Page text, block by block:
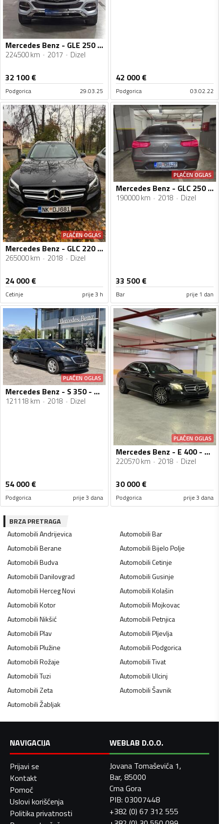
Mercedes Benz - GLE 250 - 2.2 CDI
224500 km 2017 Dizel
32 100€
Podgorica 29.03.25
42 000€
Podgorica 03.02.22
PLAĆEN OGLAS
Mercedes Benz - GLC 220 - 220
265000 km 2018 Dizel
24 000€
Cetinje prije 3 h
PLAĆEN OGLAS
Mercedes Benz - GLC 250 - Cupe 4x4
190000 km 2018 Dizel
33 500€
Bar prije 1 dan
PLAĆEN OGLAS
Mercedes Benz - S 350 - S350d 4Matic Long
121118 km 2018 Dizel
54 000€
Podgorica prije 3 dana
PLAĆEN OGLAS
Mercedes Benz - E 400 - E400d Exclusive
220570 km 2018 Dizel
30 000€
Podgorica prije 3 dana
BRZA PRETRAGA
AutomobiliAndrijevica AutomobiliBar
AutomobiliBerane AutomobiliBijelo Polje
AutomobiliBudva AutomobiliCetinje
AutomobiliDanilovgrad AutomobiliGusinje
AutomobiliHerceg Novi AutomobiliKolašin
AutomobiliKotor AutomobiliMojkovac
AutomobiliNikšić AutomobiliPetnjica
AutomobiliPlav AutomobiliPljevlja
AutomobiliPlužine AutomobiliPodgorica
AutomobiliRožaje AutomobiliTivat
AutomobiliTuzi AutomobiliUlcinj
AutomobiliZeta AutomobiliŠavnik
AutomobiliŽabljak
NAVIGACIJA
Prijavi se
Kontakt
Pomoć
Uslovi korišćenja
Politika privatnosti
WEBLAB D.O.O.
Jovana Tomaševića 1,
Bar, 85000
Crna Gora
PIB: 03007448
+382 (0) 67 312 555